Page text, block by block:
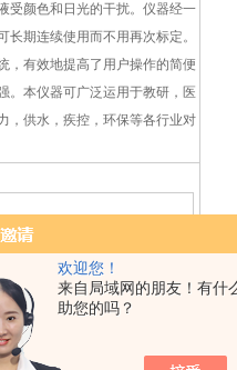
欢迎您！
来自局域网的朋友！有什
助您的吗？
受颜色和日光的干扰。仪器经一
长期连续使用而不用再次标定。
，有效地提高了用户操作的简便
。本仪器可广泛运用于教研，医
，供水，疾控，环保等各行业对
200NTU，0-1000NTU三档自